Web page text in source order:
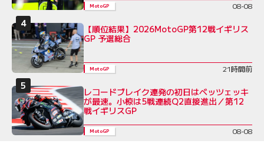
MotoGP 08-08
【順位結果】2026MotoGP第12戦イギリス
GP 予選総合
MotoGP 21時間前
レコードブレイク連発の初日はベッツェッキ
が最速。小椋は5戦連続Q2直接進出／第12
戦イギリスGP
MotoGP 08-08